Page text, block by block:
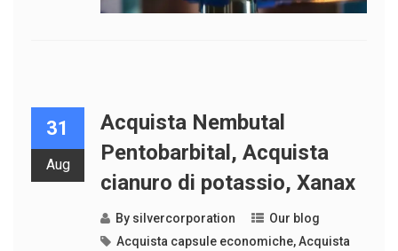
31
Aug
Acquista Nembutal
Pentobarbital, Acquista
cianuro di potassio, Xanax
By silvercorporation
Our blog
Acquista capsule economiche,Acquista